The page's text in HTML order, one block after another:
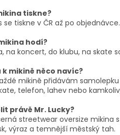
tiskne?
se tiskne v ČR až po objednávce.
hodí?
na koncert, do klubu, na skate
k mikině něco navíc?
mikině přidávám
telefon, lahev nebo
právě Mr. Lucky?
streetwear oversize
výraz a temnější městský tah.